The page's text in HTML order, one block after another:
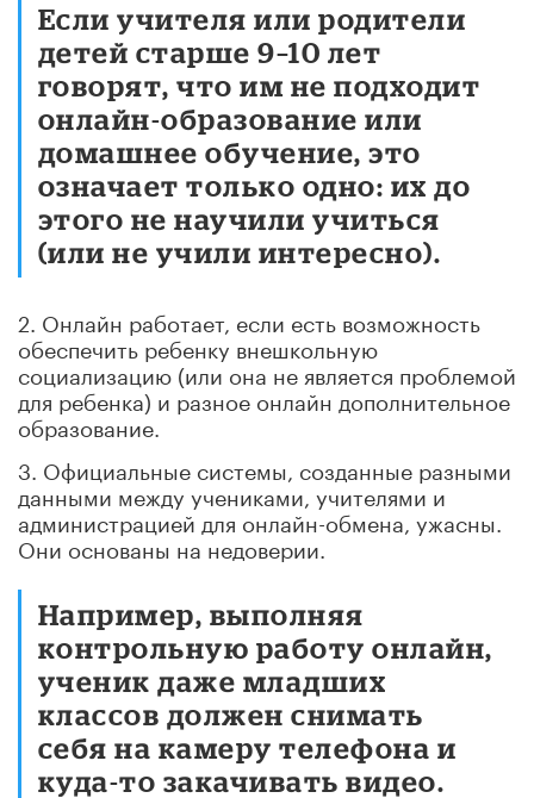
Если учителя или родители
детей старше 9–10 лет
говорят, что им не подходит
онлайн-образование или
домашнее обучение, это
означает только одно: их до
этого не научили учиться
(или не учили интересно).
2. Онлайн работает, если есть возможность
обеспечить ребенку внешкольную
социализацию (или она не является проблемой
для ребенка) и разное онлайн дополнительное
образование.
3. Официальные системы, созданные разными
данными между учениками, учителями и
администрацией для онлайн-обмена, ужасны.
Они основаны на недоверии.
Например, выполняя
контрольную работу онлайн,
ученик даже младших
классов должен снимать
себя на камеру телефона и
куда-то закачивать видео.